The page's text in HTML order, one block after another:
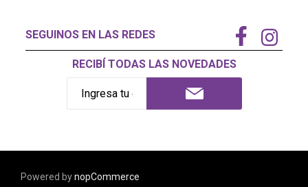
SEGUINOS EN LAS REDES
RECIBÍ TODAS LAS NOVEDADES
Powered bynopCommerce